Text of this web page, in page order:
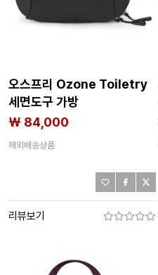
오스프리 Ozone Toiletry
세면도구 가방
2143182905
₩ 84,000
해외배송상품
리뷰보기